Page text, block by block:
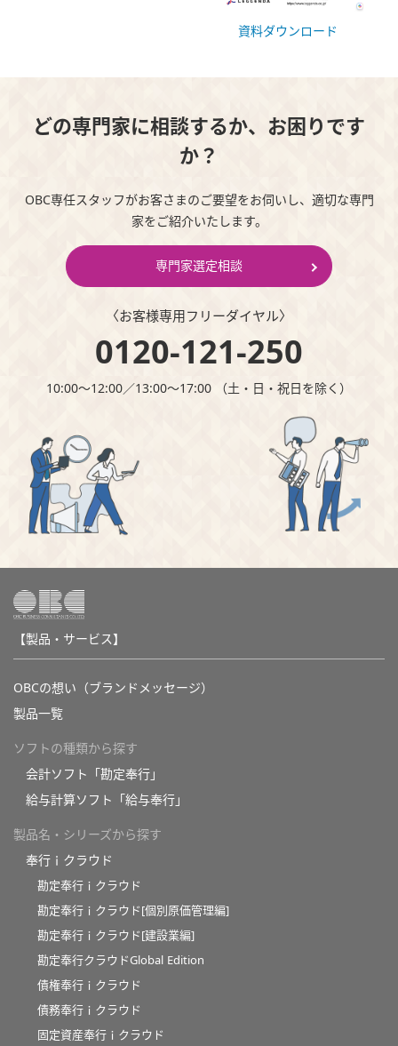
資料ダウンロード
どの専門家に相談するか、お困りです
か？
OBC専任スタッフがお客さまのご要望をお伺いし、適切な専門
家をご紹介いたします。
専門家選定相談
〈お客様専⽤フリーダイヤル〉
0120-121-250
10:00～12:00∕13:00～17:00 （⼟・⽇・祝⽇を除く）
【製品・サービス】
OBCの想い（ブランドメッセージ）
製品一覧
ソフトの種類から探す
会計ソフト「勘定奉行」
給与計算ソフト「給与奉行」
製品名・シリーズから探す
奉行ｉクラウド
勘定奉行ｉクラウド
勘定奉行ｉクラウド[個別原価管理編]
勘定奉行ｉクラウド[建設業編]
勘定奉行クラウドGlobal Edition
債権奉行ｉクラウド
債務奉行ｉクラウド
固定資産奉行ｉクラウド